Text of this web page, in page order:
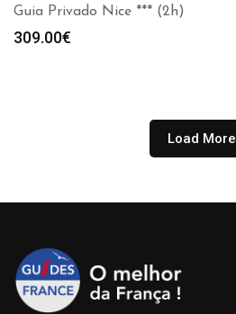
Guia Privado Nice *** (2h)
309.00€
Load More